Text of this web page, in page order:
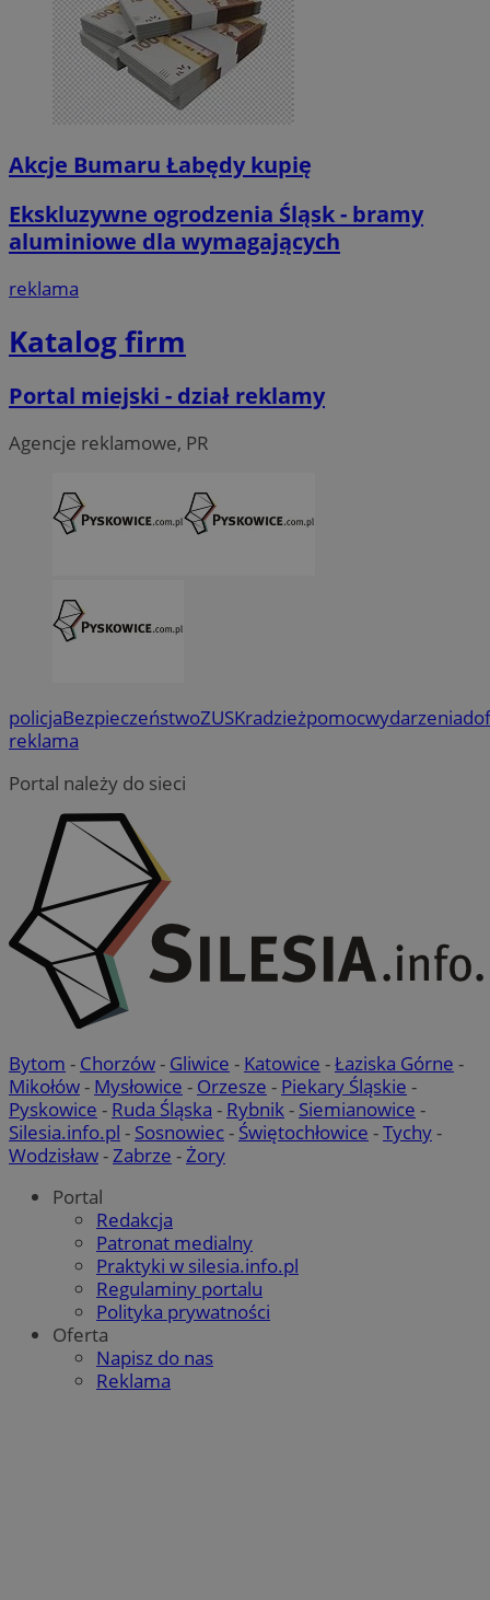
Akcje Bumaru Łabędy kupię
Ekskluzywne ogrodzenia Śląsk - bramy
aluminiowe dla wymagających
reklama
Katalog firm
Portal miejski - dział reklamy
Agencje reklamowe, PR
policjaBezpieczeństwoZUSKradzieżpomocwydarzenia
reklama
Portal należy do sieci
Bytom - Chorzów- Gliwice - Katowice -Łaziska Górne -
Mikołów- Mysłowice - Orzesze - Piekary Śląskie -
Pyskowice - Ruda Śląska - Rybnik- Siemianowice -
Silesia.info.pl - Sosnowiec- Świętochłowice -Tychy-
Wodzisław-Zabrze -Żory
Portal
Redakcja
Patronat medialny
Praktyki w silesia.info.pl
Regulaminy portalu
Polityka prywatności
Oferta
Napisz do nas
Reklama